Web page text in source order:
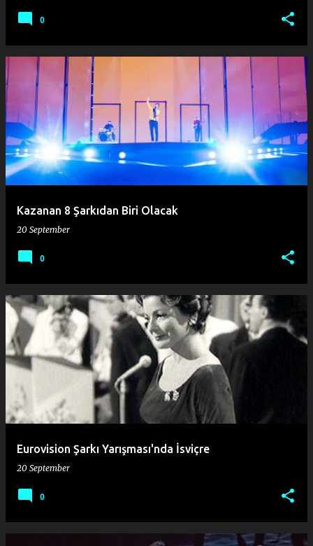
0
Kazanan 8 Şarkıdan Biri Olacak
20 September
0
Eurovision Şarkı Yarışması'nda İsviçre
20 September
0